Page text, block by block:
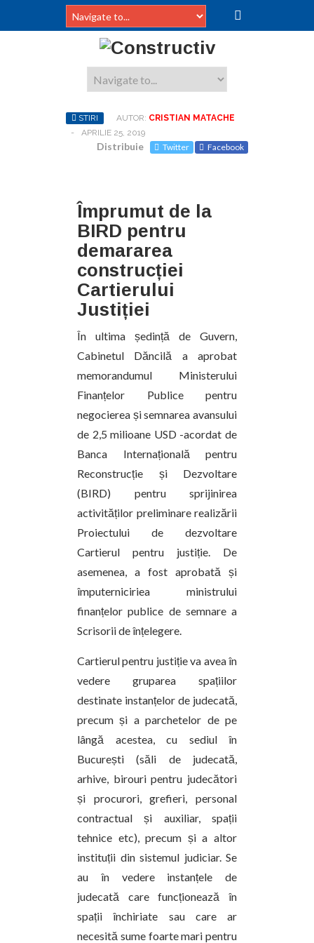
STIRI AUTOR: CRISTIAN MATACHE
-
APRILIE 25, 2019
Distribuie Twitter Facebook
Împrumut de la
BIRD pentru
demararea
construcției
Cartierului
Justiției
În ultima ședință de Guvern,
Cabinetul Dăncilă a aprobat
memorandumul Ministerului
Finanțelor Publice pentru
negocierea și semnarea avansului
de 2,5 milioane USD -acordat de
Banca Internațională pentru
Reconstrucție și Dezvoltare
(BIRD) pentru sprijinirea
activităților preliminare realizării
Proiectului de dezvoltare
Cartierul pentru justiție. De
asemenea, a fost aprobată și
împuterniciriea ministrului
finanțelor publice de semnare a
Scrisorii de înțelegere.
Cartierul pentru justiție va avea în
vedere gruparea spațiilor
destinate instanțelor de judecată,
precum și a parchetelor de pe
lângă acestea, cu sediul în
București (săli de judecată,
arhive, birouri pentru judecători
și procurori, grefieri, personal
contractual și auxiliar, spații
tehnice etc), precum și a altor
instituții din sistemul judiciar. Se
au în vedere instanțele de
judecată care funcționează în
spații închiriate sau care ar
necesită sume foarte mari pentru